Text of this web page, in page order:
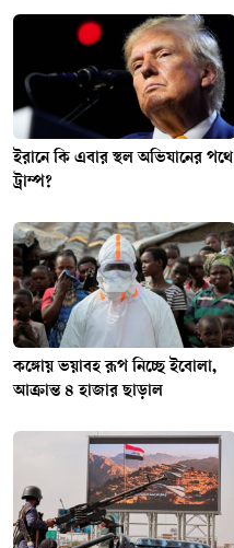
ইরানে কি এবার স্থল অভিযানের পথে
ট্রাম্প?
কঙ্গোয় ভয়াবহ রূপ নিচ্ছে ইবোলা,
আক্রান্ত ৪ হাজার ছাড়াল